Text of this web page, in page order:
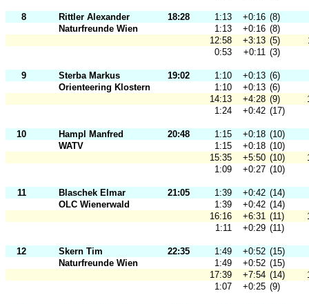
8 Rittler Alexander 18:28 1:13 +0:16 (8)
Naturfreunde Wien
1:13 +0:16 (8)
12:58
+3:13 (5)
0:53
+0:11 (3)
9 Sterba Markus 19:02 1:10 +0:13 (6)
Orienteering Klosterneuburg
1:10 +0:13 (6)
14:13
+4:28 (9)
1:24
+0:42 (17)
10 Hampl Manfred 20:48 1:15 +0:18 (10)
WATV
1:15 +0:18 (10)
15:35
+5:50 (10)
1:09
+0:27 (10)
11 Blaschek Elmar 21:05 1:39 +0:42 (14)
OLC Wienerwald
1:39 +0:42 (14)
16:16
+6:31 (11)
1:11
+0:29 (11)
12 Skern Tim 22:35 1:49 +0:52 (15)
Naturfreunde Wien
1:49 +0:52 (15)
17:39
+7:54 (14)
1:07
+0:25 (9)